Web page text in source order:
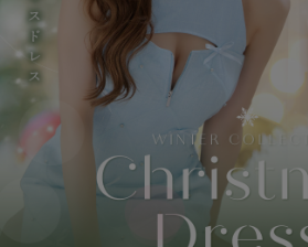
DEA.
ANGEL R
スーツ
バッグ
ランジェリー